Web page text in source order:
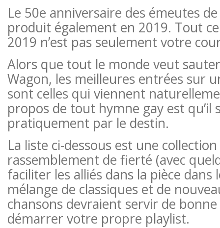
Le 50e anniversaire des émeutes
produit également en 2019. Tout
2019 n’est pas seulement votre
Alors que tout le monde veut
Wagon, les meilleures entrées sur
sont celles qui viennent
propos de tout hymne gay est qu’il
pratiquement par le destin.
La liste ci-dessous est une
rassemblement de fierté (avec
faciliter les alliés dans la pièce dans
mélange de classiques et de
chansons devraient servir de
démarrer votre propre playlist.